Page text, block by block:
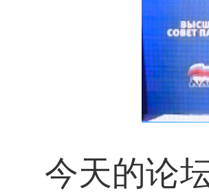
今天的论坛